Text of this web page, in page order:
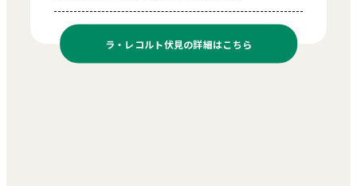
ラ・レコルト伏見の詳細はこちら